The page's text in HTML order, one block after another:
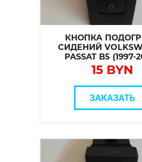
КНОПКА
СИДЕНИЙ
PASSAT B5 (1997-
15 BYN
ЗАКАЗАТЬ